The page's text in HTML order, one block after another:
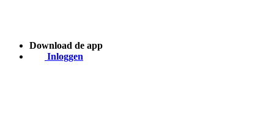
Download de app
Inloggen